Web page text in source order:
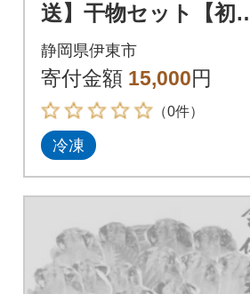
送】干物セット【初
C】特トロあじ・中あ
じ各8枚 伊豆・伊東
の干物詰め合わせ
静岡県伊東市
寄付金額 15,000円
（0件）
冷凍